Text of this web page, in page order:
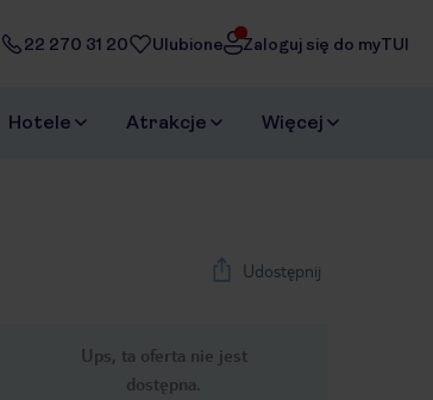
22 270 31 20 Ulubione Zaloguj się do myTUI
Hotele Atrakcje Więcej
Udostępnij
Ups, ta oferta nie jest
dostępna.